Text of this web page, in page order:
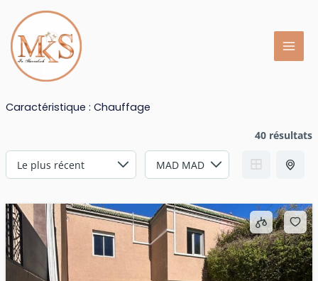
contenu
Caractéristique : Chauffage
40 résultats